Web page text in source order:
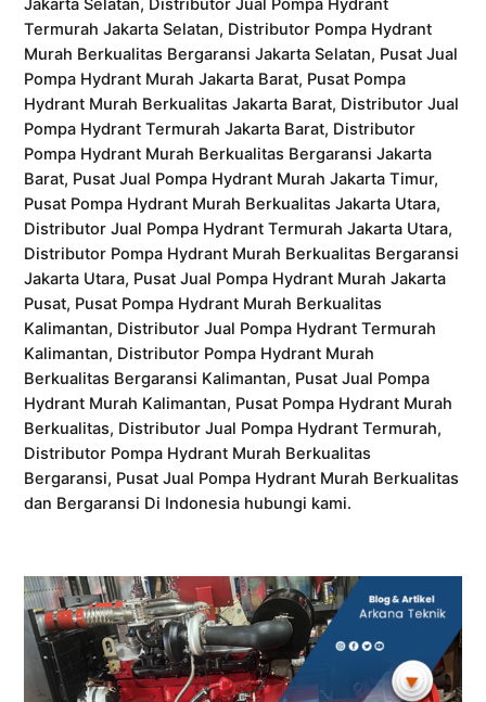
Jakarta Selatan, Distributor Jual Pompa Hydrant
Termurah Jakarta Selatan, Distributor Pompa Hydrant
Murah Berkualitas Bergaransi Jakarta Selatan, Pusat Jual
Pompa Hydrant Murah Jakarta Barat, Pusat Pompa
Hydrant Murah Berkualitas Jakarta Barat, Distributor Jual
Pompa Hydrant Termurah Jakarta Barat, Distributor
Pompa Hydrant Murah Berkualitas Bergaransi Jakarta
Barat, Pusat Jual Pompa Hydrant Murah Jakarta Timur,
Pusat Pompa Hydrant Murah Berkualitas Jakarta Utara,
Distributor Jual Pompa Hydrant Termurah Jakarta Utara,
Distributor Pompa Hydrant Murah Berkualitas Bergaransi
Jakarta Utara, Pusat Jual Pompa Hydrant Murah Jakarta
Pusat, Pusat Pompa Hydrant Murah Berkualitas
Kalimantan, Distributor Jual Pompa Hydrant Termurah
Kalimantan, Distributor Pompa Hydrant Murah
Berkualitas Bergaransi Kalimantan, Pusat Jual Pompa
Hydrant Murah Kalimantan, Pusat Pompa Hydrant Murah
Berkualitas, Distributor Jual Pompa Hydrant Termurah,
Distributor Pompa Hydrant Murah Berkualitas
Bergaransi, Pusat Jual Pompa Hydrant Murah Berkualitas
dan Bergaransi Di Indonesia hubungi kami.